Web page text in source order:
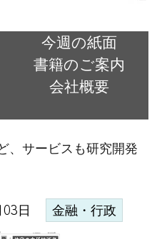
今週の紙面
書籍のご案内
会社概要
、サービスも研究開発
日 金融・行政